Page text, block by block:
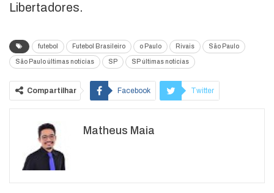
Libertadores.
futebol Futebol Brasileiro o Paulo Rivais São Paulo
São Paulo últimas notícias SP SP últimas notícias
Compartilhar Facebook Twitter
WhatsApp
Matheus Maia